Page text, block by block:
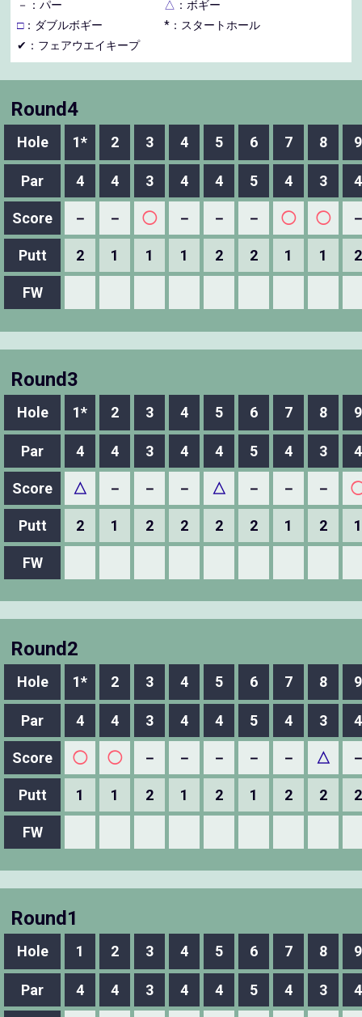
－
：パー △ ：ボギー
□：ダブルボギー
*：スタートホール
✔：フェアウエイキープ
Round4
Hole 1* 2 3 4 5 6 7 8 9
Par 4 4 3 4 4 5 4 3 4
Score － － ◯ － － － ◯ ◯
Putt 2 1 1 1 2 2 1 1 2
FW
Round3
Hole 1* 2 3 4 5 6 7 8 9
Par 4 4 3 4 4 5 4 3 4
Score △ － － － △ － － －
Putt 2 1 2 2 2 2 1 2 1
FW
Round2
Hole 1* 2 3 4 5 6 7 8 9
Par 4 4 3 4 4 5 4 3 4
Score ◯ ◯ － － － － － △
Putt 1 1 2 1 2 1 2 2 2
FW
Round1
Hole 1 2 3 4 5 6 7 8 9
Par 4 4 3 4 4 5 4 3 4